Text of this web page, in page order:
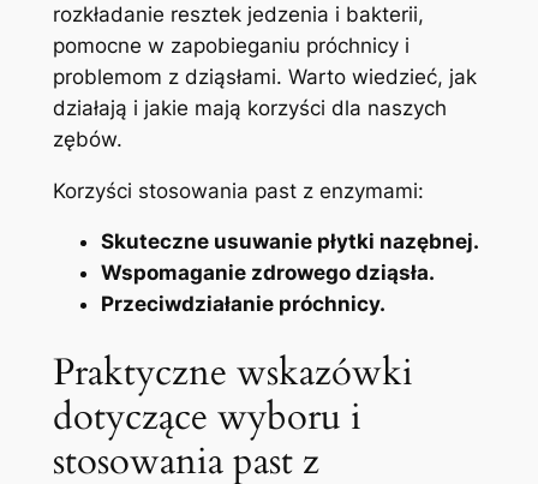
rozkładanie resztek jedzenia i bakterii,
pomocne​ w zapobieganiu próchnicy i
problemom z⁢ dziąsłami. Warto ‌wiedzieć, ⁣jak
działają i jakie‌ mają korzyści ⁤dla naszych
zębów.
Korzyści stosowania ‌past z enzymami:
Skuteczne usuwanie płytki nazębnej.
Wspomaganie zdrowego dziąsła.
Przeciwdziałanie próchnicy.
Praktyczne wskazówki
dotyczące wyboru i‍
stosowania​ past z